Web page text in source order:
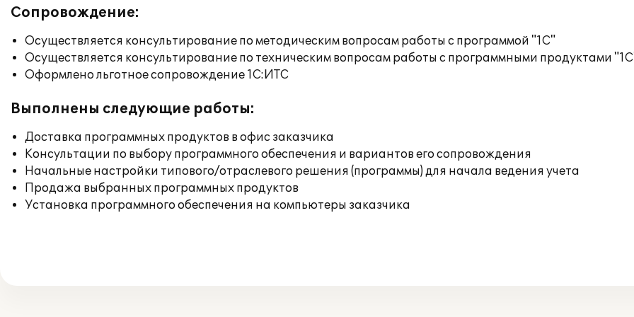
Сопровождение:
Осуществляется консультирование по методическим вопросам работы с программой "1С"
Осуществляется консультирование по техническим вопросам работы с программными продуктами
Оформлено льготное сопровождение 1С:ИТС
Выполнены следующие работы:
Доставка программных продуктов в офис заказчика
Консультации по выбору программного обеспечения и вариантов его сопровождения
Начальные настройки типового/отраслевого решения (программы) для начала ведения учета
Продажа выбранных программных продуктов
Установка программного обеспечения на компьютеры заказчика